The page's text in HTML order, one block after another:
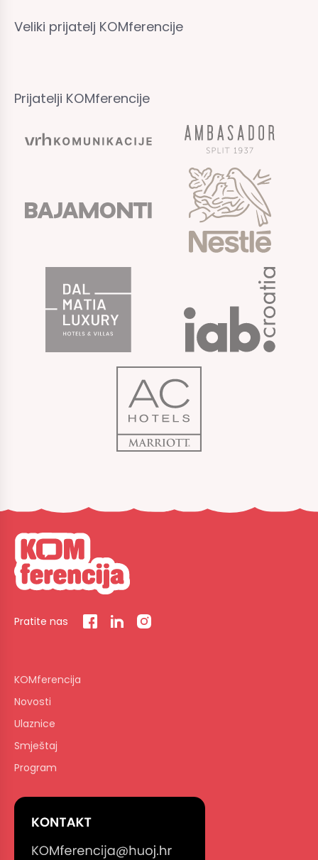
Veliki prijatelj KOMferencije
Prijatelji KOMferencije
Pratite nas
KOMferencija
Novosti
Ulaznice
Smještaj
Program